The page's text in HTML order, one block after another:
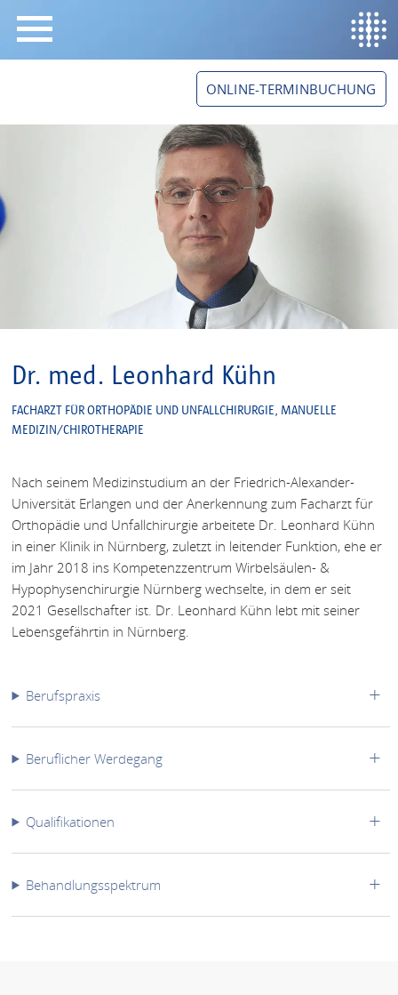
ONLINE-TERMINBUCHUNG
Dr. med. Leonhard Kühn
FACHARZT FÜR ORTHOPÄDIE UND UNFALLCHIRURGIE, MANUELLE
MEDIZIN/CHIROTHERAPIE
Nach seinem Medizinstudium an der Friedrich-Alexander-
Universität Erlangen und der Anerkennung zum Facharzt für
Orthopädie und Unfallchirurgie arbeitete Dr. Leonhard Kühn
in einer Klinik in Nürnberg, zuletzt in leitender Funktion, ehe er
im Jahr 2018 ins Kompetenzzentrum Wirbelsäulen- &
Hypophysenchirurgie Nürnberg wechselte, in dem er seit
2021 Gesellschafter ist. Dr. Leonhard Kühn lebt mit seiner
Lebensgefährtin in Nürnberg.
Berufspraxis
Beruflicher Werdegang
Qualifikationen
Behandlungsspektrum